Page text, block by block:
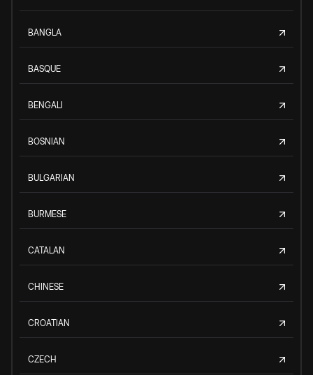
BANGLA
BASQUE
BENGALI
BOSNIAN
BULGARIAN
BURMESE
CATALAN
CHINESE
CROATIAN
CZECH